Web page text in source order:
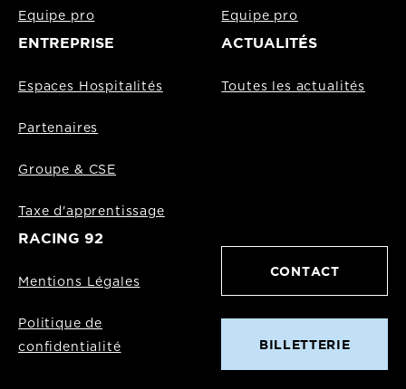
Equipe pro Equipe pro
ENTREPRISE
Espaces Hospitalités
Partenaires
Groupe & CSE
Taxe d'apprentissage
ACTUALITÉS
Toutes les actualités
RACING 92
Mentions Légales
Politique de
confidentialité
CONTACT
BILLETTERIE